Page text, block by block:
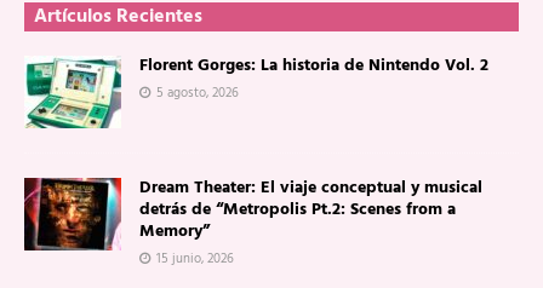
Artículos Recientes
Florent Gorges: La historia de Nintendo Vol. 2
5 agosto, 2026
Dream Theater: El viaje conceptual y musical
detrás de “Metropolis Pt.2: Scenes from a
Memory”
15 junio, 2026